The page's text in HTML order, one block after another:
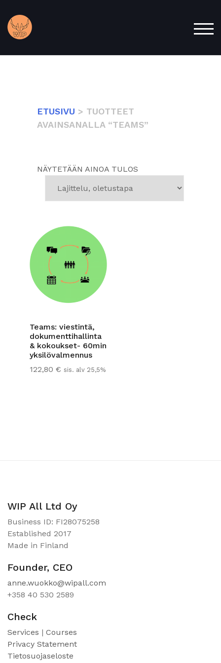
content
ETUSIVU > TUOTTEET
AVAINSANALLA “TEAMS”
NÄYTETÄÄN AINOA TULOS
Teams: viestintä,
dokumenttihallinta
& kokoukset- 60min
yksilövalmennus
122,80 € sis. alv 25,5%
WIP All Ltd Oy
Business ID: FI28075258
Established 2017
Made in Finland
Founder, CEO
anne.wuokko@wipall.com
+358 40 530 2589
Check
Services | Courses
Privacy Statement
Tietosuojaseloste